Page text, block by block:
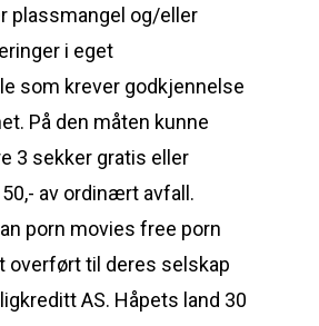
plassmangel og/eller
i eget
som krever godkjennelse
På den måten kunne
3 sekker gratis eller
av ordinært avfall.
porn movies free porn
overført til deres selskap
AS. Håpets land 30